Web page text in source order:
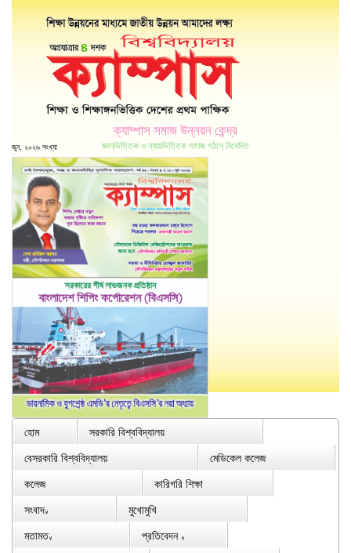
ক্যাম্পাস সমাজ উন্নয়ন কেন্দ্র
জ্ঞানভিত্তিক ও ন্যায়ভিত্তিক সমাজ গঠনে নিবেদিত
জুন, ২০২৬ সংখ্যা
হোম
সরকারি বিশ্ববিদ্যালয়
বেসরকারি বিশ্ববিদ্যালয়
মেডিকেল কলেজ
কলেজ
কারিগরি শিক্ষা
সংবাদ∨
মুখোমুখি
মতামত∨ প্রতিবেদন ∨